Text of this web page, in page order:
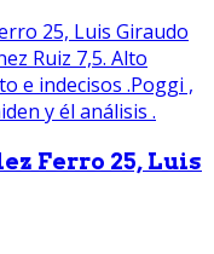
Ferro 25, Luis